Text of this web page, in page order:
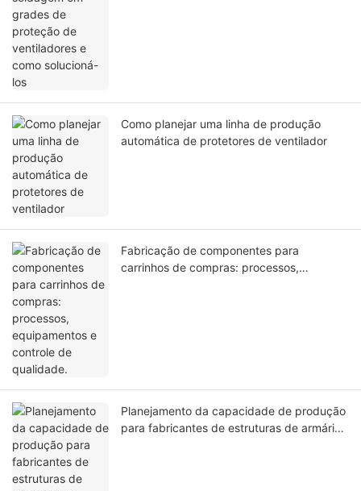
Como planejar uma linha de produção
automática de protetores de ventilador
Fabricação de componentes para
carrinhos de compras: processos,
Planejamento da capacidade de produção
para fabricantes de estruturas de armários